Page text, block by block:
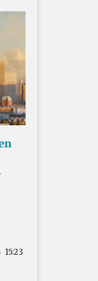
15:23